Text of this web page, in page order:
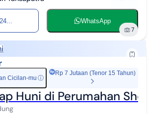
WhatsApp
7
Cicilan-mu ⓘ
Rp 7 Jutaan (Tenor 15 Tahun)
Huni di Perumahan